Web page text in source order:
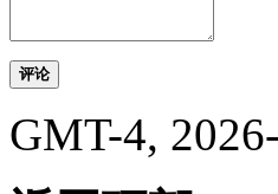
评论
GMT-4,